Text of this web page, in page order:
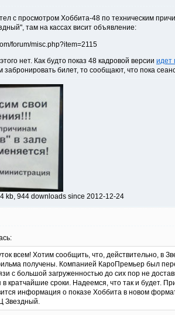
с просмотром Хоббита-48 по техническим
там на кассах висит объявление:
нет. Как будто показ 48 кадровой версии идет
забронировать билет, то сообщают, что пока
kb, 944 downloads since 2012-12-24
всем! Хотим сообщить, что, действительно, в
получены. Компанией КароПремьер был
с большой загруженностью до сих пор не
в кратчайшие сроки. Надеемся, что так и будет.
информация о показе Хоббита в новом
Звездный.